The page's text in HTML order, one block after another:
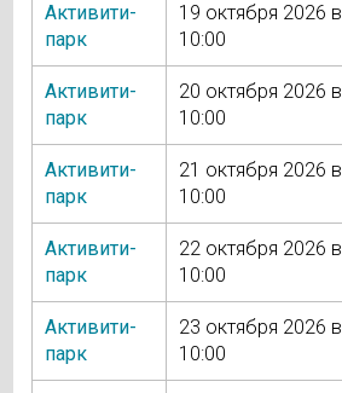
Активити-
парк
19 октября 2026 в
10:00
Активити-
парк
20 октября 2026 в
10:00
Активити-
парк
21 октября 2026 в
10:00
Активити-
парк
22 октября 2026 в
10:00
Активити-
парк
23 октября 2026 в
10:00